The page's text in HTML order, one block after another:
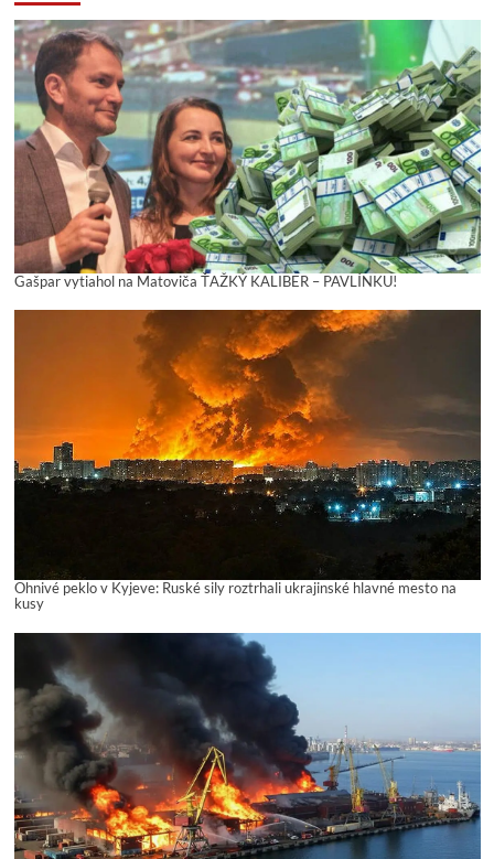
Gašpar vytiahol na Matoviča ŤAŽKÝ KALIBER – PAVLÍNKU!
Ohnivé peklo v Kyjeve: Ruské sily roztrhali ukrajinské hlavné mesto na
kusy